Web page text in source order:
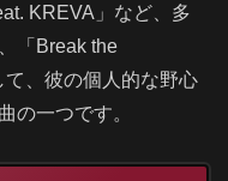
KREVA」など、多
「Break the
、彼の個人的な野心
の一つです。